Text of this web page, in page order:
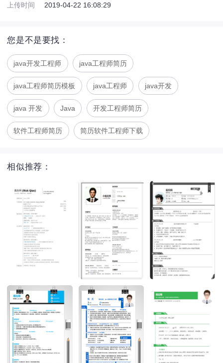
上传时间
2019-04-22 16:08:29
您是不是要找：
java开发工程师 java工程师简历
java工程师简历模板 java工程师 java开发
java 开发 Java 开发工程师简历
软件工程师简历 简历软件工程师下载
相似推荐：